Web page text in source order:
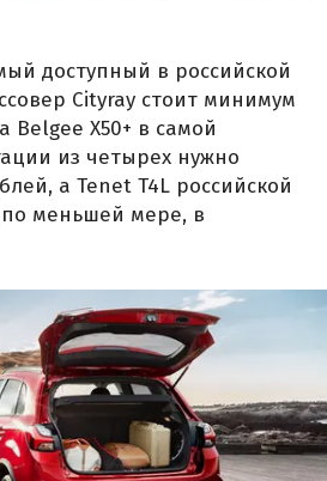
доступный в российской
Cityray стоит минимум
Belgee X50+ в самой
из четырех нужно
а Tenet T4L российской
по меньшей мере, в